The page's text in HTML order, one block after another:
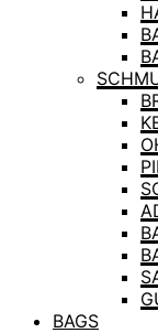
BAGS